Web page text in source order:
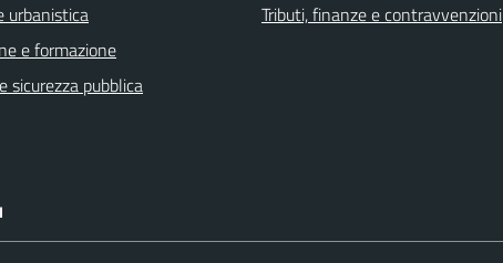
urbanistica
e formazione
sicurezza pubblica
Tributi, finanze e contravvenzioni